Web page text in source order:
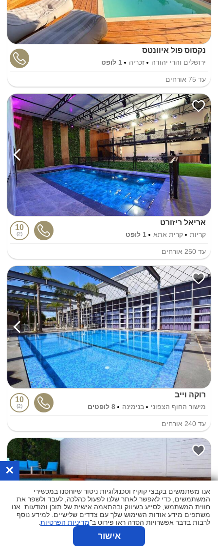
נקסוס פול איוונטס
ירושלים והרי יהודה זכריה 1 לופט
עד 75 אורחים
אריאל ריזורט
קריות קרית אתא 1 לופט
10
2
עד 250 אורחים
רוקה וייב
מישור החוף הצפוני בנימינה 8 לופטים
10
2
עד 240 אורחים
×
אנו משתמשים בקבצי קוקיז וטכנולוגיות ניטור שיוחסנו במכשירי
המשתמשים, כדי לאפשר לאתר שלנו לפעול כהלכה, לעבד ולשפר את
חווית המשתמש, לסייע בשיווק ובהתאמה אישית של תוכן ומודעות. אנו
משתפים מידע אודות השימוש שלך עם צדדים שלישיים. למידע נוסף
לרבות בדבר אפשרויות הסרה ראו פירוט ב־מדיניות הפרטיות
אישור